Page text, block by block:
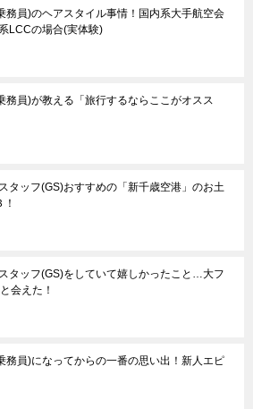
務員)のヘアスタイル事情！国内系大手航空会
LCCの場合(実体験)
務員)が教える「旅行するならここがオスス
タッフ(GS)おすすめの「新千歳空港」のお土
タッフ(GS)をしていて嬉しかったこと…大フ
会えた！
務員)になってからの一番の思い出！新人エピ